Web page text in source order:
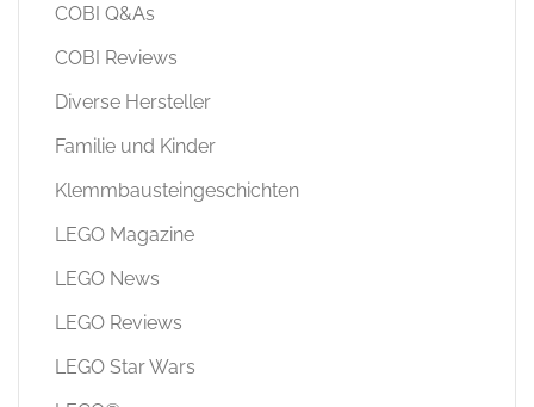
COBI Q&As
COBI Reviews
Diverse Hersteller
Familie und Kinder
Klemmbausteingeschichten
LEGO Magazine
LEGO News
LEGO Reviews
LEGO Star Wars